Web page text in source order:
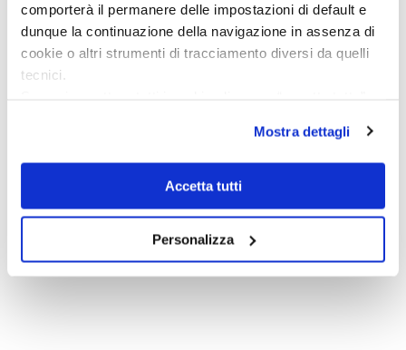
comporterà il permanere delle impostazioni di default e
dunque la continuazione della navigazione in assenza di
cookie o altri strumenti di tracciamento diversi da quelli
tecnici.
Se vuoi saperne di più consulta laprivacy policye la
Mostra dettagli
Accetta tutti
Personalizza
-25%
Hamilton Khaki Navy
-20%
Hamilton Khaki Navy
Scuba 40mm H82315331
€716,00